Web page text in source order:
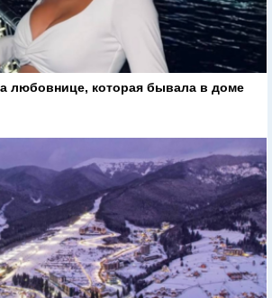
любовнице, которая бывала в доме